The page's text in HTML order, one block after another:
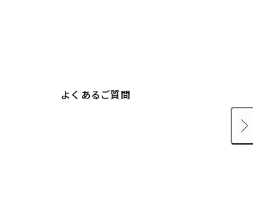
よくあるご質問